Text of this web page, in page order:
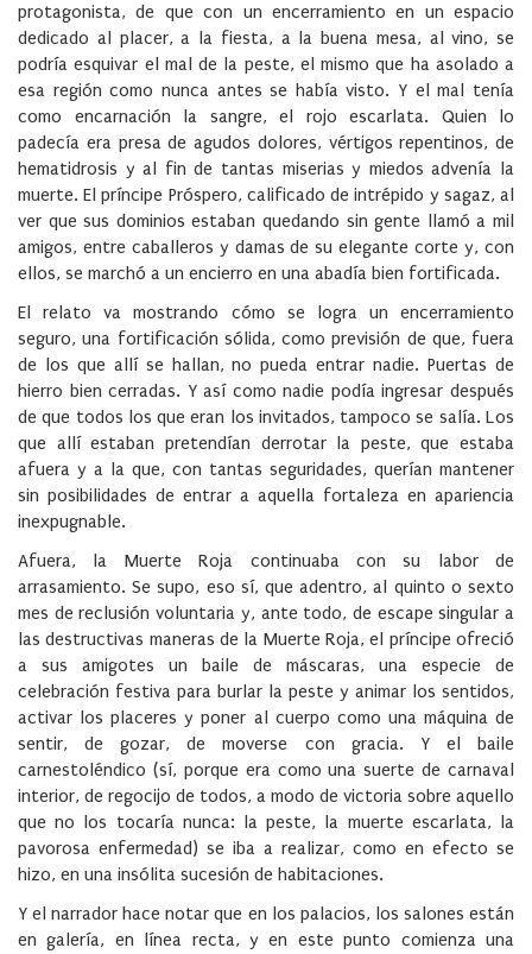
protagonista, de que con un encerramiento en un espacio
dedicado al placer, a la fiesta, a la buena mesa, al vino, se
podría esquivar el mal de la peste, el mismo que ha asolado a
esa región como nunca antes se había visto. Y el mal tenía
como encarnación la sangre, el rojo escarlata. Quien lo
padecía era presa de agudos dolores, vértigos repentinos, de
hematidrosis y al fin de tantas miserias y miedos advenía la
muerte. El príncipe Próspero, calificado de intrépido y sagaz, al
ver que sus dominios estaban quedando sin gente llamó a mil
amigos, entre caballeros y damas de su elegante corte y, con
ellos, se marchó a un encierro en una abadía bien fortificada.
El relato va mostrando cómo se logra un encerramiento
seguro, una fortificación sólida, como previsión de que, fuera
de los que allí se hallan, no pueda entrar nadie. Puertas de
hierro bien cerradas. Y así como nadie podía ingresar después
de que todos los que eran los invitados, tampoco se salía. Los
que allí estaban pretendían derrotar la peste, que estaba
afuera y a la que, con tantas seguridades, querían mantener
sin posibilidades de entrar a aquella fortaleza en apariencia
inexpugnable.
Afuera, la Muerte Roja continuaba con su labor de
arrasamiento. Se supo, eso sí, que adentro, al quinto o sexto
mes de reclusión voluntaria y, ante todo, de escape singular a
las destructivas maneras de la Muerte Roja, el príncipe ofreció
a sus amigotes un baile de máscaras, una especie de
celebración festiva para burlar la peste y animar los sentidos,
activar los placeres y poner al cuerpo como una máquina de
sentir, de gozar, de moverse con gracia. Y el baile
carnestoléndico (sí, porque era como una suerte de carnaval
interior, de regocijo de todos, a modo de victoria sobre aquello
que no los tocaría nunca: la peste, la muerte escarlata, la
pavorosa enfermedad) se iba a realizar, como en efecto se
hizo, en una insólita sucesión de habitaciones.
Y el narrador hace notar que en los palacios, los salones están
en galería, en línea recta, y en este punto comienza una